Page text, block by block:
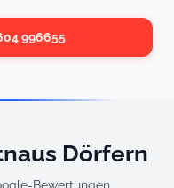
996655
Dörfern
Bewertungen